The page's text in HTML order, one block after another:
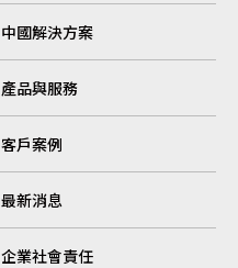
中國解決方案
產品與服務
客戶案例
最新消息
企業社會責任